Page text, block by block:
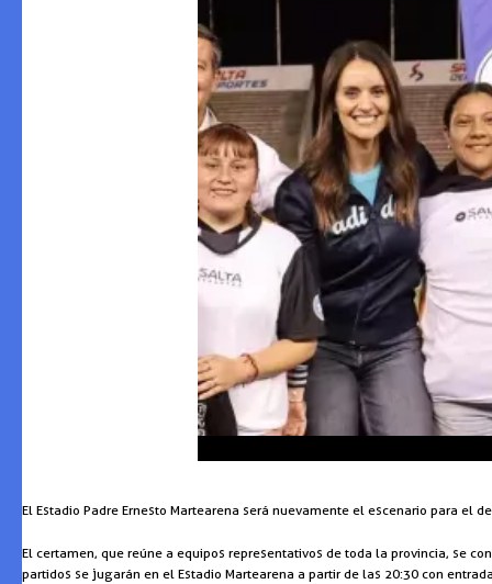
El Estadio Padre Ernesto Martearena será nuevamente el escenario para
El certamen, que reúne a equipos representativos de toda la provincia, se
partidos se jugarán en el Estadio Martearena a partir de las 20:30 con